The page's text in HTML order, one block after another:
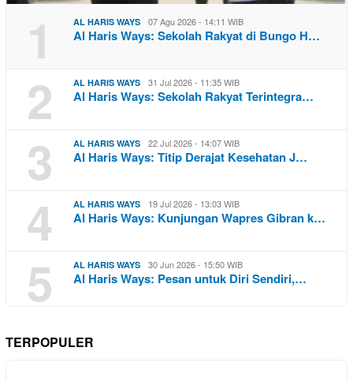
1 AL HARIS WAYS 07 Agu 2026 - 14:11 WIB
Al Haris Ways: Sekolah Rakyat di Bungo H…
2 AL HARIS WAYS 31 Jul 2026 - 11:35 WIB
Al Haris Ways: Sekolah Rakyat Terintegra…
3 AL HARIS WAYS 22 Jul 2026 - 14:07 WIB
Al Haris Ways: Titip Derajat Kesehatan J…
4 AL HARIS WAYS 19 Jul 2026 - 13:03 WIB
Al Haris Ways: Kunjungan Wapres Gibran k…
5 AL HARIS WAYS 30 Jun 2026 - 15:50 WIB
Al Haris Ways: Pesan untuk Diri Sendiri,…
TERPOPULER